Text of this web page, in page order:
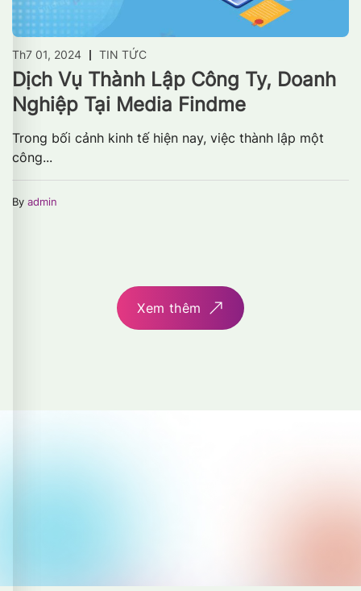
Th7 01, 2024 TIN TỨC
Dịch Vụ Thành Lập Công Ty, Doanh
Nghiệp Tại Media Findme
Trong bối cảnh kinh tế hiện nay, việc thành lập một
công...
By admin
Xem thêm